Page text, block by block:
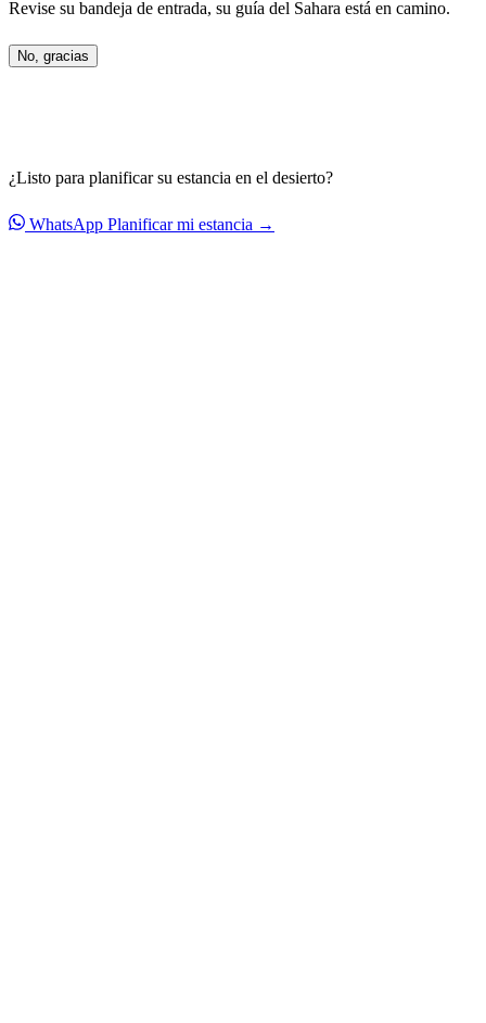
Revise su bandeja de entrada, su guía del Sahara está en camino.
No, gracias
¿Listo para planificar su estancia en el desierto?
WhatsApp Planificar mi estancia →